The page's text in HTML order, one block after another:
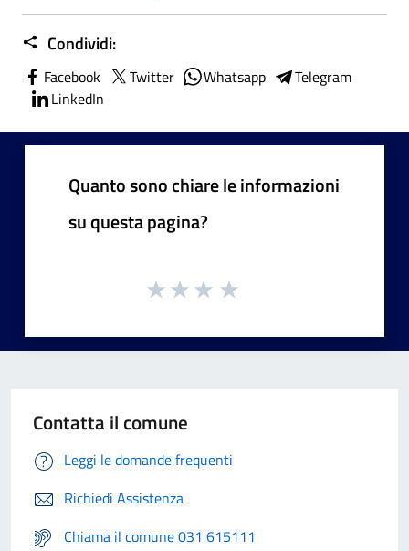
Condividi:
Facebook Twitter Whatsapp
Telegram
LinkedIn
Quanto sono chiare le informazioni
su questa pagina?
Contatta il comune
Leggi le domande frequenti
Richiedi Assistenza
Chiama il comune 031 615111